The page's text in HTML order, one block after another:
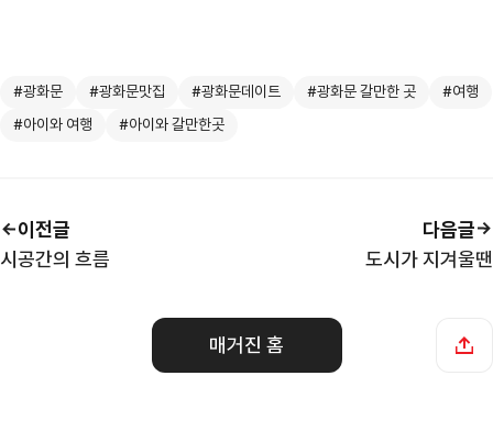
#광화문 #광화문맛집 #광화문데이트 #광화문 갈만한 곳
#여행
#아이와 여행
#아이와 갈만한곳
이전글
시공간의 흐름
도시가 지겨울땐
다음글
매거진 홈